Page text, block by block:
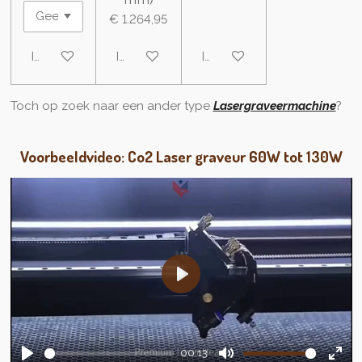
In winkelwagen
€ 1.264,95
In winkelwagenIn winkelwagen
Toch op zoek naar een ander type Lasergraveermachine?
Voorbeeldvideo: Co2 Laser graveur 60W tot 130W
00:13
P
l
a
y